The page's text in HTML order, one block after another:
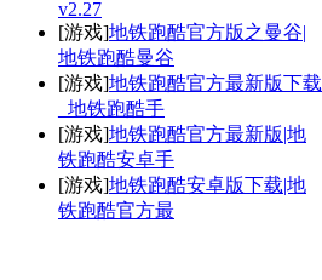
v2.27
[游戏]地铁跑酷官方版之曼谷|
地铁跑酷曼谷
[游戏]地铁跑酷官方最新版下载
_地铁跑酷手
[游戏]地铁跑酷官方最新版|地
铁跑酷安卓手
[游戏]地铁跑酷安卓版下载|地
铁跑酷官方最